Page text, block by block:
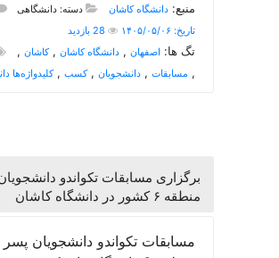
منبع:دانشگاه کاشان
دسته: دانشگاهی
تاریخ: ۱۴۰۵/۰۵/۰۶
تگ ها: اصفهان ,دانشگاه کاشان ,کاشان ,
مسابقات ,دانشجویان ,کسب ,کلیدواژه‌ها ,
برگزاری مسابقات تکواندو
منطقه ۶ کشور در دانشگاه کاشان
مسابقات تکواندو دانشجویان پسر